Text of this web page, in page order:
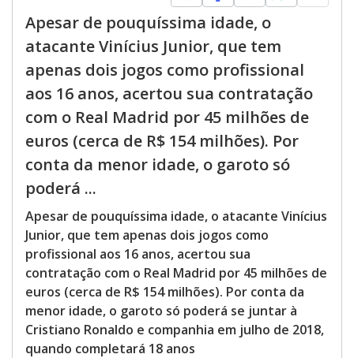
Apesar de pouquíssima idade, o
atacante Vinícius Junior, que tem
apenas dois jogos como profissional
aos 16 anos, acertou sua contratação
com o Real Madrid por 45 milhões de
euros (cerca de R$ 154 milhões). Por
conta da menor idade, o garoto só
poderá ...
Apesar de pouquíssima idade, o atacante Vinícius
Junior, que tem apenas dois jogos como
profissional aos 16 anos, acertou sua
contratação com o Real Madrid por 45 milhões de
euros (cerca de R$ 154 milhões). Por conta da
menor idade, o garoto só poderá se juntar à
Cristiano Ronaldo e companhia em julho de 2018,
quando completará 18 anos